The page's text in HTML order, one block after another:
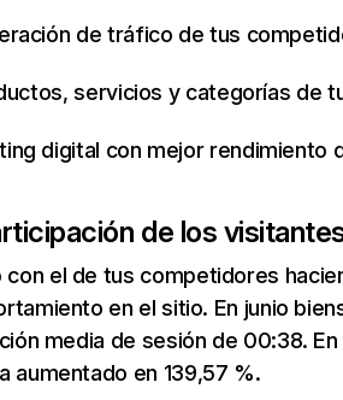
de tráfico de tus
servicios y categorías de
digital con mejor rendimiento
de los
el de tus competidores
en el sitio. En junio
media de sesión de 00:38.
aumentado en 139,57 %.